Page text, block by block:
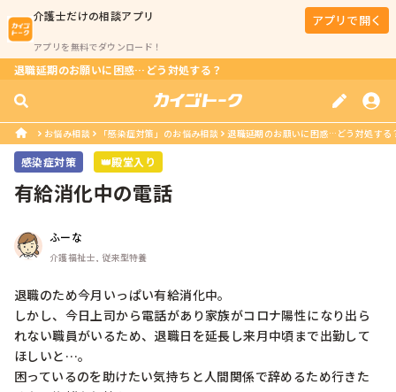
介護士だけの相談アプリ
アプリを無料でダウンロード！
アプリで開く
退職延期のお願いに困惑…どう対処する？
お悩み相談 「感染症対策」のお悩み相談 退職延期のお願いに困惑…どう対処する
感染症対策 👑殿堂入り
有給消化中の電話
ふーな
介護福祉士, 従来型特養
退職のため今月いっぱい有給消化中。
しかし、今日上司から電話があり家族がコロナ陽性になり出ら
れない職員がいるため、退職日を延長し来月中頃まで出勤して
ほしいと…。
困っているのを助けたい気持ちと人間関係で辞めるため行きた